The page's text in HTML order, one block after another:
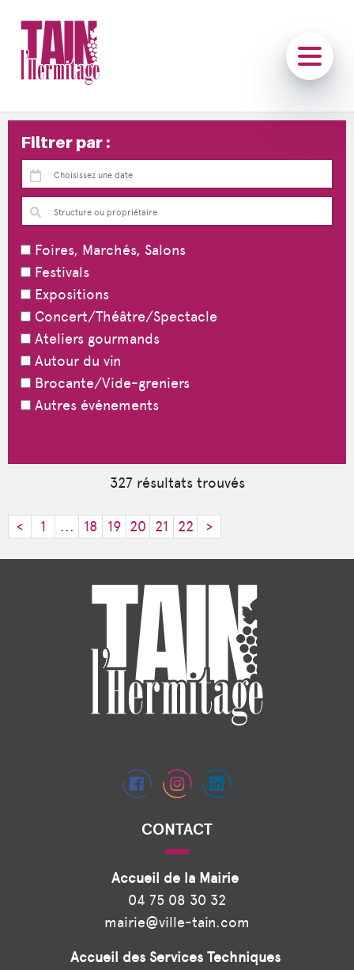
Filtrer par :
Foires, Marchés, Salons
Festivals
Expositions
Concert/Théâtre/Spectacle
Ateliers gourmands
Autour du vin
Brocante/Vide-greniers
Autres événements
327 résultats trouvés
< 1 ... 18 19 20 21 22 >
CONTACT
Accueil de la Mairie
04 75 08 30 32
mairie@ville-tain.com
Accueil des Services Techniques